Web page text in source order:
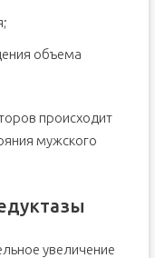
объема
происходит
мужского
увеличение